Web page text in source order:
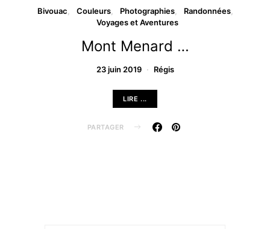
Bivouac Couleurs Photographies
Randonnées
Voyages et Aventures
Mont Menard …
23 juin 2019 Régis
LIRE ...
PARTAGER